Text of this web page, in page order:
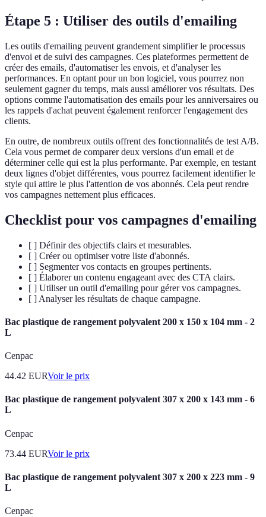
Étape 5 : Utiliser des outils d'emailing
Les outils d'emailing peuvent grandement simplifier le processus
d'envoi et de suivi des campagnes. Ces plateformes permettent de
créer des emails, d'automatiser les envois, et d'analyser les
performances. En optant pour un bon logiciel, vous pourrez non
seulement gagner du temps, mais aussi améliorer vos résultats. Des
options comme l'automatisation des emails pour les anniversaires ou
les rappels d'achat peuvent également renforcer l'engagement des
clients.
En outre, de nombreux outils offrent des fonctionnalités de test A/B.
Cela vous permet de comparer deux versions d'un email et de
déterminer celle qui est la plus performante. Par exemple, en testant
deux lignes d'objet différentes, vous pourrez facilement identifier le
style qui attire le plus l'attention de vos abonnés. Cela peut rendre
vos campagnes nettement plus efficaces.
Checklist pour vos campagnes d'emailing
[ ] Définir des objectifs clairs et mesurables.
[ ] Créer ou optimiser votre liste d'abonnés.
[ ] Segmenter vos contacts en groupes pertinents.
[ ] Élaborer un contenu engageant avec des CTA clairs.
[ ] Utiliser un outil d'emailing pour gérer vos campagnes.
[ ] Analyser les résultats de chaque campagne.
Bac plastique de rangement polyvalent 200 x 150 x 104 mm - 2
L
Cenpac
44.42 EURVoir le prix
Bac plastique de rangement polyvalent 307 x 200 x 143 mm - 6
L
Cenpac
73.44 EURVoir le prix
Bac plastique de rangement polyvalent 307 x 200 x 223 mm - 9
L
Cenpac